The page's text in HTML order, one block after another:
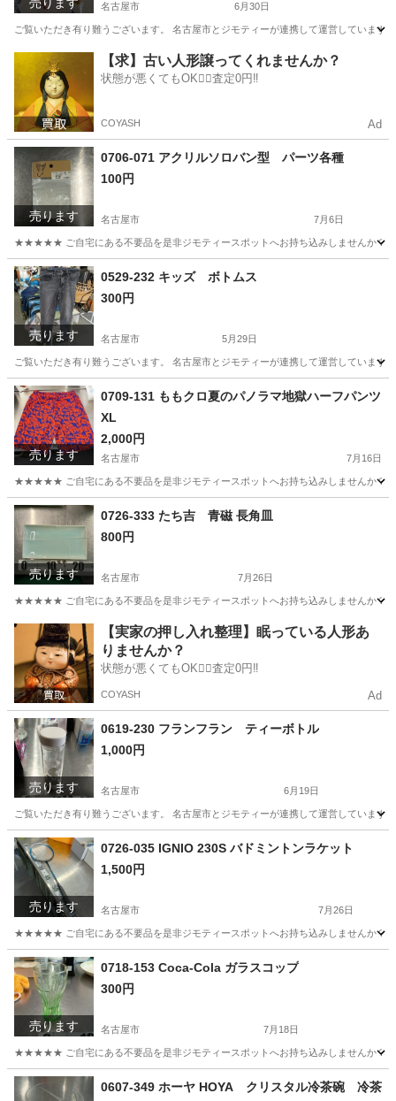
名古屋市 6月30日
ご覧いただき有り難うございます。 名古屋市とジモティーが連携して運営してい
ファブリック、カバー リユース
【求】古い人形譲ってくれませんか？
状態が悪くてもOK🙆‍♀️査定0円‼️
COYASH Ad
売ります
0706-071 アクリルソロバン型 パーツ各種
100円
名古屋市 7月6日
★★★★★ ご自宅にある不要品を是非ジモティースポットへお持ち込みしませんか？
愛知 名古屋市 アクリル
売ります
0529-232 キッズ ボトムス
300円
名古屋市 5月29日
ご覧いただき有り難うございます。 名古屋市とジモティーが連携して運営してい
愛知 名古屋市 スポーツウェア リユース
売ります
0709-131 ももクロ夏のパノラマ地獄ハーフパンツ
XL
2,000円
名古屋市 7月16日
★★★★★ ご自宅にある不要品を是非ジモティースポットへお持ち込みしませんか？
愛知 名古屋市 ももクロ
売ります
0726-333 たち吉 青磁 長角皿
800円
名古屋市 7月26日
★★★★★ ご自宅にある不要品を是非ジモティースポットへお持ち込みしませんか？
愛知 名古屋市 食器 たち吉
【実家の押し入れ整理】眠っている人形あ
りませんか？
状態が悪くてもOK🙆‍♀️査定0円‼️
COYASH Ad
売ります
0619-230 フランフラン ティーボトル
1,000円
名古屋市 6月19日
ご覧いただき有り難うございます。 名古屋市とジモティーが連携して運営してい
愛知 名古屋市
売ります
0726-035 IGNIO 230S バドミントンラケット
1,500円
名古屋市 7月26日
★★★★★ ご自宅にある不要品を是非ジモティースポットへお持ち込みしませんか？
愛知 名古屋市
売ります
0718-153 Coca-Cola ガラスコップ
300円
名古屋市 7月18日
★★★★★ ご自宅にある不要品を是非ジモティースポットへお持ち込みしませんか？
愛知 名古屋市 現地
0607-349 ホーヤ HOYA クリスタル冷茶碗 冷茶